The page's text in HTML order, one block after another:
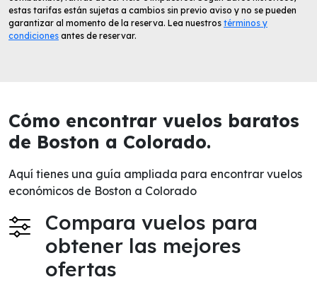
estas tarifas están sujetas a cambios sin previo aviso y no se pueden
garantizar al momento de la reserva. Lea nuestros términos y
condiciones antes de reservar.
Cómo encontrar vuelos baratos
de Boston a Colorado.
Aquí tienes una guía ampliada para encontrar vuelos
económicos de Boston a Colorado
Compara vuelos para
obtener las mejores
ofertas